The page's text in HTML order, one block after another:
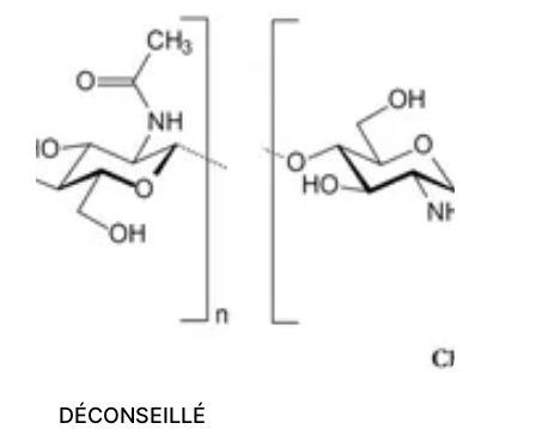
DÉCONSEILLÉ